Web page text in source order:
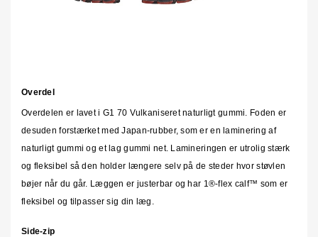
Overdel
Overdelen er lavet i G1 70 Vulkaniseret naturligt gummi. Foden er
desuden forstærket med Japan-rubber, som er en laminering af
naturligt gummi og et lag gummi net. Lamineringen er utrolig stærk
og fleksibel så den holder længere selv på de steder hvor støvlen
bøjer når du går. Læggen er justerbar og har 1®-flex calf™ som er
fleksibel og tilpasser sig din læg.
Side-zip